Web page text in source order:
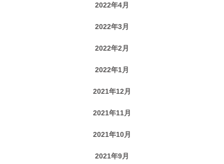
2022年4月
2022年3月
2022年2月
2022年1月
2021年12月
2021年11月
2021年10月
2021年9月